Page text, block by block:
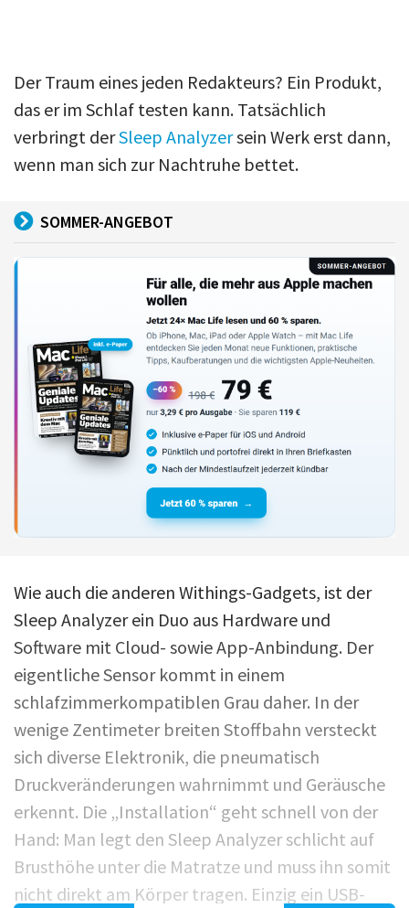
Der Traum eines jeden Redakteurs? Ein Produkt,
das er im Schlaf testen kann. Tatsächlich
verbringt derSleep Analyzersein Werk erst dann,
wenn man sich zur Nachtruhe bettet.
SOMMER-ANGEBOT
Wie auch die anderen Withings-Gadgets, ist der
Sleep Analyzer ein Duo aus Hardware und
Software mit Cloud- sowie App-Anbindung. Der
eigentliche Sensor kommt in einem
schlafzimmerkompatiblen Grau daher. In der
wenige Zentimeter breiten Stoffbahn versteckt
sich diverse Elektronik, die pneumatisch
Druckveränderungen wahrnimmt und Geräusche
erkennt. Die „Installation“ geht schnell von der
Hand: Man legt den Sleep Analyzer schlicht auf
Brusthöhe unter die Matratze und muss ihn somit
nicht direkt am Körper tragen. Einzig ein USB-